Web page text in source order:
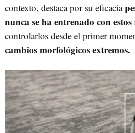
contexto, destaca por su eficacia
nunca se ha entrenado con
controlarlos desde el primer
cambios morfológicos extremos.